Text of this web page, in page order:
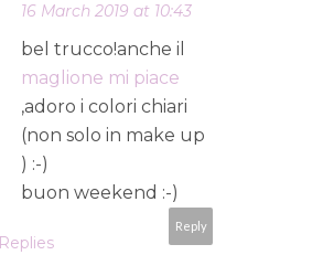
16 March 2019 at 10:43
bel trucco!anche il
maglione mi piace
,adoro i colori chiari
(non solo in make up
) :-)
buon weekend :-)
Reply
Replies